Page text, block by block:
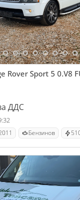
Rover Sport 5 0.V8
ДДС
Бензинов